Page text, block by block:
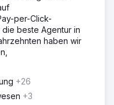
einschließlich
kreativer
Nach einer
und der
Anchour
lieferten Assets wie
per-Click-
beste Agentur in
haben wir
+26
+3